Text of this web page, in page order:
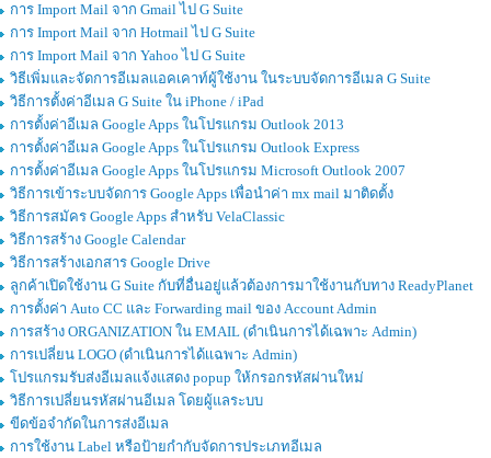
การ Import Mail จาก Gmail ไป G Suite
การ Import Mail จาก Hotmail ไป G Suite
การ Import Mail จาก Yahoo ไป G Suite
วิธีเพิ่มและจัดการอีเมลแอคเคาท์ผู้ใช้งาน ในระบบจัดการอีเมล G Suite
วิธีการตั้งค่าอีเมล G Suite ใน iPhone / iPad
การตั้งค่าอีเมล Google Apps ในโปรแกรม Outlook 2013
การตั้งค่าอีเมล Google Apps ในโปรแกรม Outlook Express
การตั้งค่าอีเมล Google Apps ในโปรแกรม Microsoft Outlook 2007
วิธีการเข้าระบบจัดการ Google Apps เพื่อนำค่า mx mail มาติดตั้ง
วิธีการสมัคร Google Apps สำหรับ VelaClassic
วิธีการสร้าง Google Calendar
วิธีการสร้างเอกสาร Google Drive
ลูกค้าเปิดใช้งาน G Suite กับที่อื่นอยู่แล้วต้องการมาใช้งานกับทาง ReadyPlanet
การตั้งค่า Auto CC และ Forwarding mail ของ Account Admin
การสร้าง ORGANIZATION ใน EMAIL (ดำเนินการได้เฉพาะ Admin)
การเปลี่ยน LOGO (ดำเนินการได้เเฉพาะ Admin)
โปรแกรมรับส่งอีเมลแจ้งแสดง popup ให้กรอกรหัสผ่านใหม่
วิธีการเปลี่ยนรหัสผ่านอีเมล โดยผู้แลระบบ
ขีดข้อจำกัดในการส่งอีเมล
การใช้งาน Label หรือป้ายกำกับจัดการประเภทอีเมล